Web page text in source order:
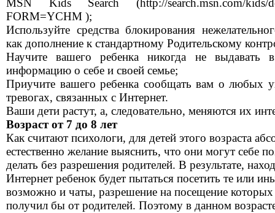
MSN Kids Search (http://search.msn.com/kids/
FORM=YCHM );
Используйте средства блокирования
как дополнение к стандартному Родительскому
Научите вашего ребенка никогда не выдавать
информацию о себе и своей семье;
Приучите вашего ребенка сообщать вам о любых
тревогах, связанных с Интернет.
Ваши дети растут, а, следовательно, меняются их
Возраст от 7 до 8 лет
Как считают психологи, для детей этого возраста
естественно желание выяснить, что они могут себе
делать без разрешения родителей. В результате,
Интернет ребенок будет пытаться посетить те или
возможно и чаты, разрешение на посещение
получил бы от родителей. Поэтому в данном